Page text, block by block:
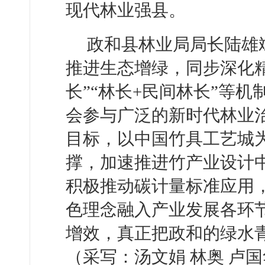
现代林业强县。
政和县林业局局长陆
推进生态增绿，同步深化
长”“林长+民间林长”等机
会参与广泛的新时代林业
目标，以中国竹具工艺城
撑，加速推进竹产业设计
积极推动碳计量标准应用
色理念融入产业发展各环
增效，真正把政和的绿水
（采写：汤文娟 林奥 卢